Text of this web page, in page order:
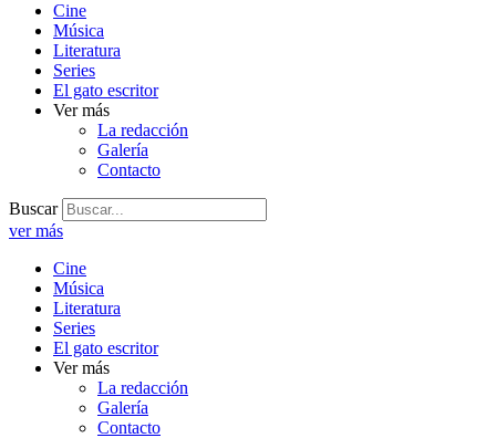
Cine
Música
Literatura
Series
El gato escritor
Ver más
La redacción
Galería
Contacto
Buscar
ver más
Cine
Música
Literatura
Series
El gato escritor
Ver más
La redacción
Galería
Contacto